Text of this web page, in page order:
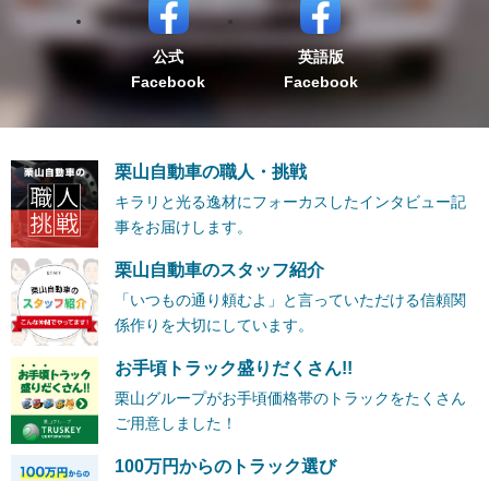
公式
Facebook
英語版
Facebook
栗山自動車の職人・挑戦
キラリと光る逸材にフォーカスしたインタビュー記
事をお届けします。
栗山自動車のスタッフ紹介
「いつもの通り頼むよ」と言っていただける信頼関
係作りを大切にしています。
お手頃トラック盛りだくさん!!
栗山グループがお手頃価格帯のトラックをたくさん
ご用意しました！
100万円からのトラック選び